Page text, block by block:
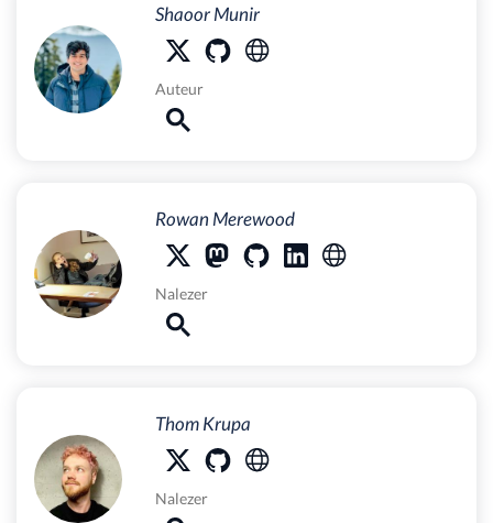
Shaoor Munir
Auteur
Rowan Merewood
Nalezer
Thom Krupa
Nalezer